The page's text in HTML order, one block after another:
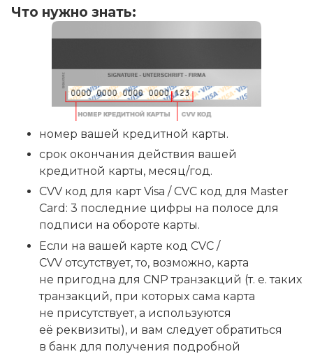
Что нужно знать:
номер вашей кредитной карты.
cрок окончания действия вашей
кредитной карты, месяц/год.
CVV код для карт Visa / CVC код для Master
Card: 3 последние цифры на полосе для
подписи на обороте карты.
Если на вашей карте код CVC /
CVV отсутствует, то, возможно, карта
не пригодна для CNP транзакций (т. е. таких
транзакций, при которых сама карта
не присутствует, а используются
её реквизиты), и вам следует обратиться
в банк для получения подробной